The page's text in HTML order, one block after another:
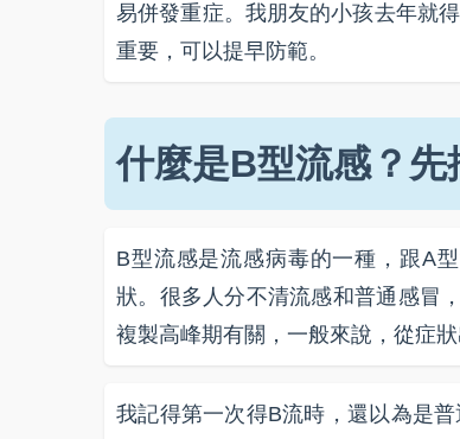
易併發重症。我朋友的小孩去年就
重要，可以提早防範。
什麼是B型流感？先
B型流感是流感病毒的一種，跟A
狀。很多人分不清流感和普通感冒
複製高峰期有關，一般來說，從症
我記得第一次得B流時，還以為是